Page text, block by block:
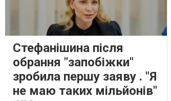
чого їх мали транспортувати далі. За
даними слідства, 4 серпня о...
Стефанішина після
обрання "запобіжки"
зробила першу заяву . "Я
не маю таких мільйонів"